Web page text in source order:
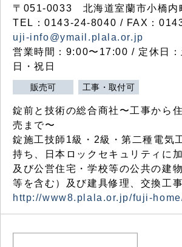
〒051-0033 北海道室蘭市小橋内
TEL：0143-24-8040 / FAX：
uji-info@ymail.plala.or.jp
営業時間：9:00〜17:00 / 定休日：
日・祝日
販売可 工事・取付可
錠前と技術の総合商社〜工事から
売まで〜
錠施工技師1級・2級・第二種電気
持ち、日本ロックセキュリティに
及び公営住宅・学校等の公共の建
等を含む）及び建具修理、交換工事
http://www8.plala.or.jp/fuji-